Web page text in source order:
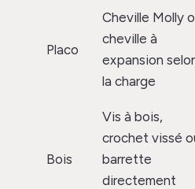
Placo
Cheville Molly
cheville à
expansion
la charge
Bois
Vis à bois,
crochet vissé
barrette
directement